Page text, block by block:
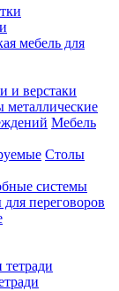
мебель для
и верстаки
Мебель
Столы
системы
переговоров